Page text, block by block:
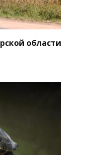
области